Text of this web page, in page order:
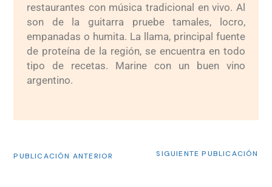
restaurantes con música tradicional en vivo. Al
son de la guitarra pruebe tamales, locro,
empanadas o humita. La llama, principal fuente
de proteína de la región, se encuentra en todo
tipo de recetas. Marine con un buen vino
argentino.
PUBLICACIÓN ANTERIOR SIGUIENTE PUBLICACIÓN